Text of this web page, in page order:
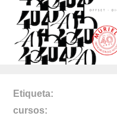
Etiqueta
cursos